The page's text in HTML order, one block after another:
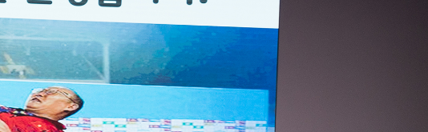
자율진로동아리
유초등 소식지 학교건축기금